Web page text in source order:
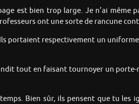
est bien trop large. Je n’ai même
ont une sorte de rancune
portaient respectivement un
tout en faisant tournoyer un porte-
Bien sûr, ils pensent que tu les